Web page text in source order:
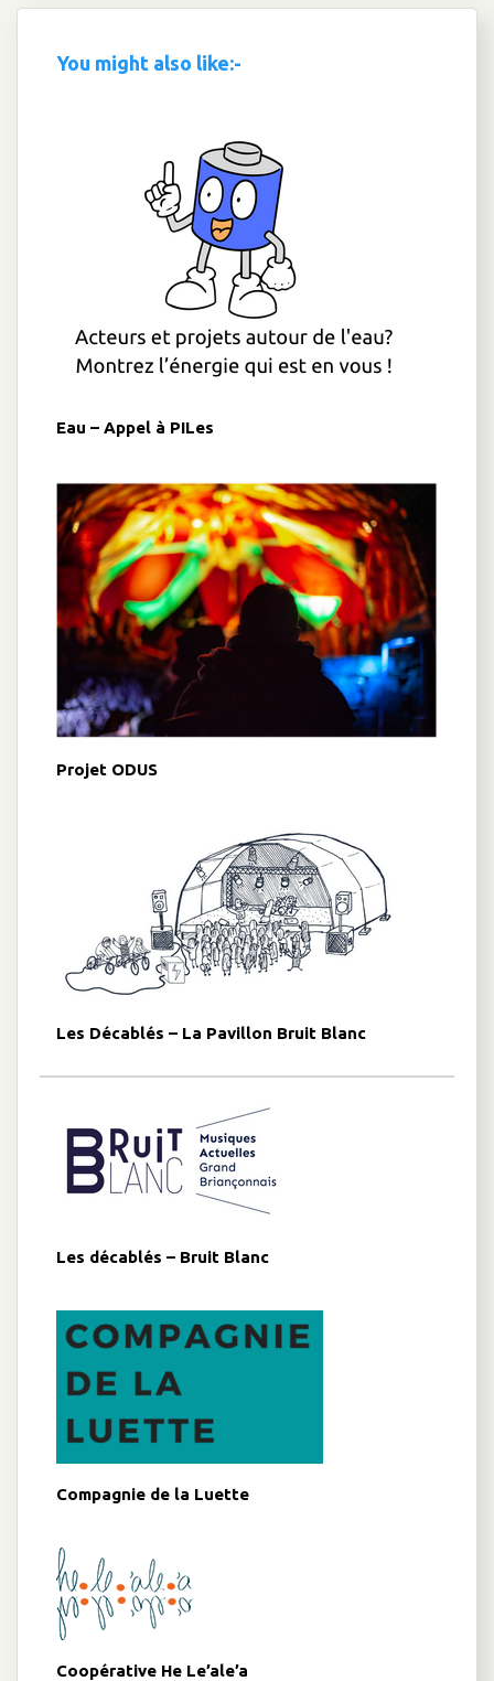
You might also like:-
Eau – Appel à PILes
Projet ODUS
Les Décablés – La Pavillon Bruit Blanc
Les décablés – Bruit Blanc
Compagnie de la Luette
Coopérative He Le’ale’a